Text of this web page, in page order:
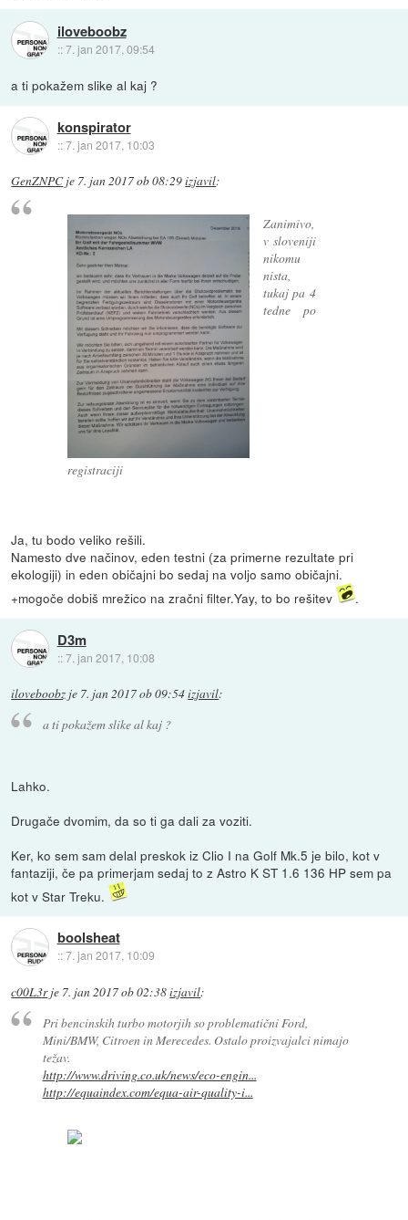
iloveboobz
::7. jan 2017, 09:54
a ti pokažem slike al kaj ?
konspirator
::7. jan 2017, 10:03
GenZNPCje 7. jan 2017 ob 08:29izjavil:
Zanimivo,
v sloveniji
nikomu
nista,
tukaj pa 4
tedne po
registraciji
Ja, tu bodo veliko rešili.
Namesto dve načinov, eden testni (za primerne rezultate pri
ekologiji) in eden običajni bo sedaj na voljo samo običajni.
+mogoče dobiš mrežico na zračni filter.Yay, to bo rešitev
.
D3m
::7. jan 2017, 10:08
iloveboobz je 7. jan 2017 ob 09:54izjavil:
a ti pokažem slike al kaj ?
Lahko.
Drugače dvomim, da so ti ga dali za voziti.
Ker, ko sem sam delal preskok iz Clio I na Golf Mk.5 je bilo, kot v
fantaziji, če pa primerjam sedaj to z Astro K ST 1.6 136 HP sem pa
kot v Star Treku.
boolsheat
::7. jan 2017, 10:09
c00L3rje 7. jan 2017 ob 02:38izjavil:
Pri bencinskih turbo motorjih so problematični Ford,
Mini/BMW, Citroen in Merecedes. Ostalo proizvajalci nimajo
težav.
http://www.driving.co.uk/news/eco-engin...
http://equaindex.com/equa-air-quality-i...